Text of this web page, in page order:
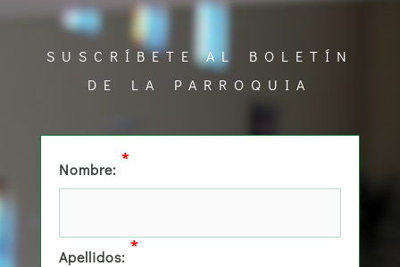
SUSCRÍBETE AL BOLETÍN
DE LA PARROQUIA
Nombre:
*
Apellidos:
*